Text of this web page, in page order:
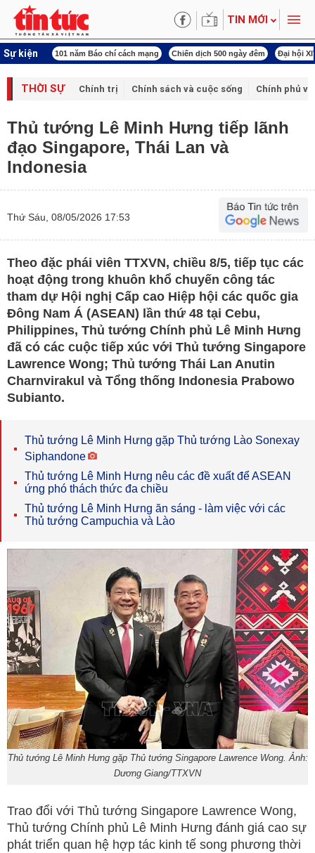
TIN MỚI
Sự kiện
mạng Chiến dịch 500 ngày đêm Đại hội XIV Công đoàn Việt Nam
THỜI SỰ Chính trị Chính sách và cuộc sống Chính phủ
Thủ tướng Lê Minh Hưng tiếp lãnh
đạo Singapore, Thái Lan và
Indonesia
Thứ Sáu, 08/05/2026 17:53
Theo đặc phái viên TTXVN, chiều 8/5, tiếp tục các
hoạt động trong khuôn khổ chuyến công tác
tham dự Hội nghị Cấp cao Hiệp hội các quốc gia
Đông Nam Á (ASEAN) lần thứ 48 tại Cebu,
Philippines, Thủ tướng Chính phủ Lê Minh Hưng
đã có các cuộc tiếp xúc với Thủ tướng Singapore
Lawrence Wong; Thủ tướng Thái Lan Anutin
Charnvirakul và Tổng thống Indonesia Prabowo
Subianto.
Thủ tướng Lê Minh Hưng gặp Thủ tướng Lào Sonexay
Siphandone
Thủ tướng Lê Minh Hưng nêu các đề xuất để ASEAN
ứng phó thách thức đa chiều
Thủ tướng Lê Minh Hưng ăn sáng - làm việc với các
Thủ tướng Campuchia và Lào
Thủ tướng Lê Minh Hưng gặp Thủ tướng Singapore Lawrence Wong. Ảnh:
Dương Giang/TTXVN
Trao đổi với Thủ tướng Singapore Lawrence Wong,
Thủ tướng Chính phủ Lê Minh Hưng đánh giá cao sự
phát triển quan hệ hợp tác kinh tế song phương thời